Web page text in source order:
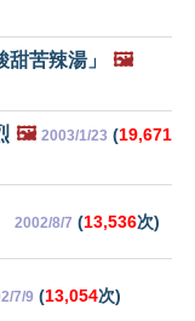
苦辣湯」 🖼️
🖼️ 2003/1/23 (19,671
2002/8/7 (13,536次)
7/9 (13,054次)